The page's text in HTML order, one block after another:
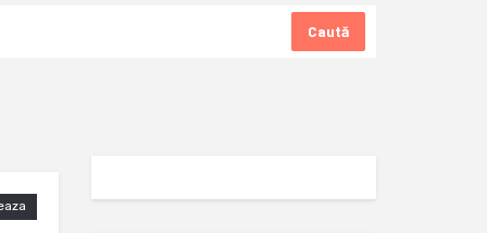
Caută